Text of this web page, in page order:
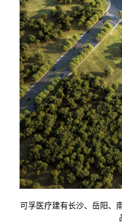
可孚医疗建有长沙、岳阳、南